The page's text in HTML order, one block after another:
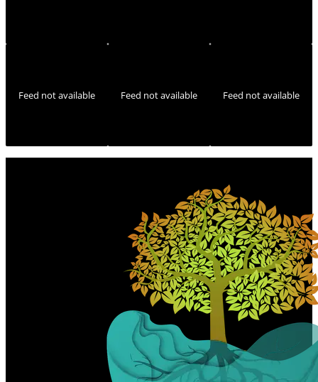
Feed not available Feed not available Feed not available